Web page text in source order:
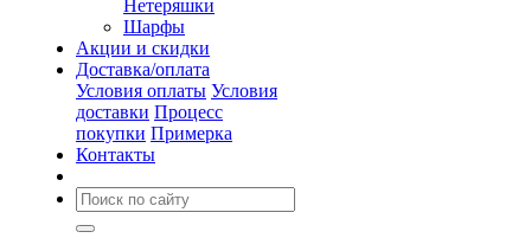
Нетеряшки
Шарфы
Акции и скидки
Доставка/оплата
Условия оплаты Условия
доставки Процесс
покупки Примерка
Контакты